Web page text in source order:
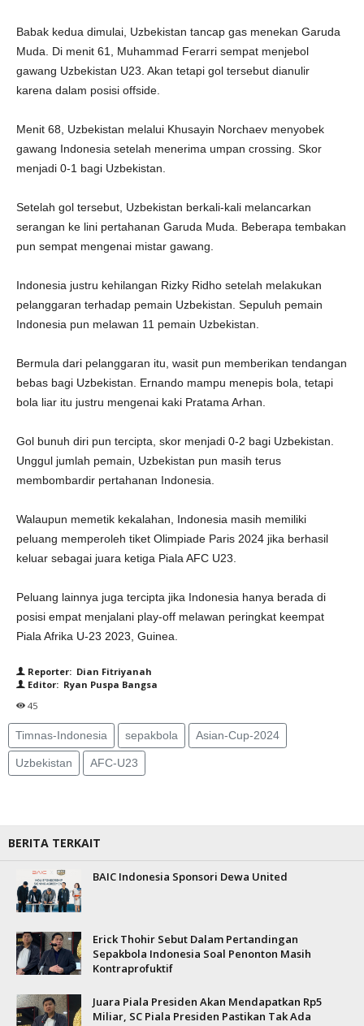
Babak kedua dimulai, Uzbekistan tancap gas menekan Garuda
Muda. Di menit 61, Muhammad Ferarri sempat menjebol
gawang Uzbekistan U23. Akan tetapi gol tersebut dianulir
karena dalam posisi offside.
Menit 68, Uzbekistan melalui Khusayin Norchaev menyobek
gawang Indonesia setelah menerima umpan crossing. Skor
menjadi 0-1 bagi Uzbekistan.
Setelah gol tersebut, Uzbekistan berkali-kali melancarkan
serangan ke lini pertahanan Garuda Muda. Beberapa tembakan
pun sempat mengenai mistar gawang.
Indonesia justru kehilangan Rizky Ridho setelah melakukan
pelanggaran terhadap pemain Uzbekistan. Sepuluh pemain
Indonesia pun melawan 11 pemain Uzbekistan.
Bermula dari pelanggaran itu, wasit pun memberikan tendangan
bebas bagi Uzbekistan. Ernando mampu menepis bola, tetapi
bola liar itu justru mengenai kaki Pratama Arhan.
Gol bunuh diri pun tercipta, skor menjadi 0-2 bagi Uzbekistan.
Unggul jumlah pemain, Uzbekistan pun masih terus
membombardir pertahanan Indonesia.
Walaupun memetik kekalahan, Indonesia masih memiliki
peluang memperoleh tiket Olimpiade Paris 2024 jika berhasil
keluar sebagai juara ketiga Piala AFC U23.
Peluang lainnya juga tercipta jika Indonesia hanya berada di
posisi empat menjalani play-off melawan peringkat keempat
Piala Afrika U-23 2023, Guinea.
Reporter: Dian Fitriyanah
Editor: Ryan Puspa Bangsa
45
Timnas-Indonesia sepakbola Asian-Cup-2024
Uzbekistan AFC-U23
BERITA TERKAIT
BAIC Indonesia Sponsori Dewa United
Erick Thohir Sebut Dalam Pertandingan
Sepakbola Indonesia Soal Penonton Masih
Kontraprofuktif
Juara Piala Presiden Akan Mendapatkan Rp5
Miliar, SC Piala Presiden Pastikan Tak Ada